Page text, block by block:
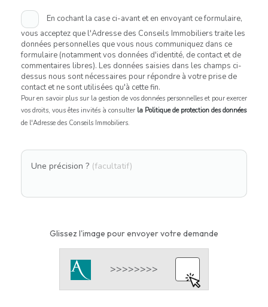
En cochant la case ci-avant et en envoyant ce formulaire,
vous acceptez que l'Adresse des Conseils Immobiliers traite les
données personnelles que vous nous communiquez dans ce
formulaire (notamment vos données d'identité, de contact et de
commentaires libres). Les données saisies dans les champs ci-
dessus nous sont nécessaires pour répondre à votre prise de
contact et ne sont utilisées qu'à cette fin.
Pour en savoir plus sur la gestion de vos données personnelles et pour exercer
vos droits, vous êtes invités à consulter la Politique de protection des données
de l'Adresse des Conseils Immobiliers.
Une précision ? (facultatif)
Glissez l'image pour envoyer votre demande